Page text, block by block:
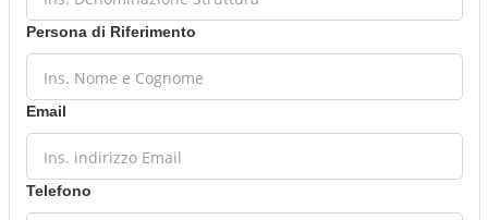
Persona di Riferimento
Email
Telefono